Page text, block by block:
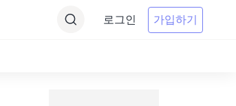
로그인 가입하기